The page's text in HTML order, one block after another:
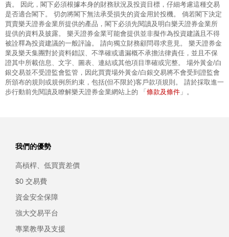
責。 因此，閣下必須根據本身的財務狀況及投資目標，仔細考慮這種交易
是否適合閣下。 切勿將閣下無法承受損失的資金用於投機。 倘若閣下決定
買賣樂天證券金業所提供的產品，閣下必須先閱讀及明白樂天證券金業所
提供的資料及披露。 樂天證券金業可能會提供並非擬作為投資建議且不得
被詮釋為投資建議的一般評論。 請向獨立財務顧問尋求意見。 樂天證券金
業及樂天集團對於資料錯誤、不準確或遺漏概不承擔法律責任，並且不保
證其中所載信息、文字、圖表、連結或其他項目準確或完整。 場外黃金/白
銀交易並不受證監會監管，因此買賣場外黃金/白銀交易將不會受到證監會
所頒布的規則或規例所約束，包括(但不限於)客戶款項規則。 請於採取進一
步行動前先閱讀及瞭解樂天證券金業網站上的 「 條款及條件 」。
我們的優勢
高槓桿、低買賣差價
$0 交易費
資金安全保障
強大交易平台
專業教學及支援